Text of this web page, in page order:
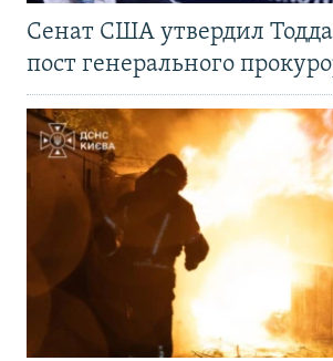
Сенат США утвердил
пост генерального